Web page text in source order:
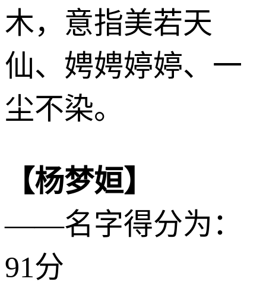
木，意指美若天
仙、娉娉婷婷、一
尘不染。
【杨梦姮】
——名字得分为：
91分